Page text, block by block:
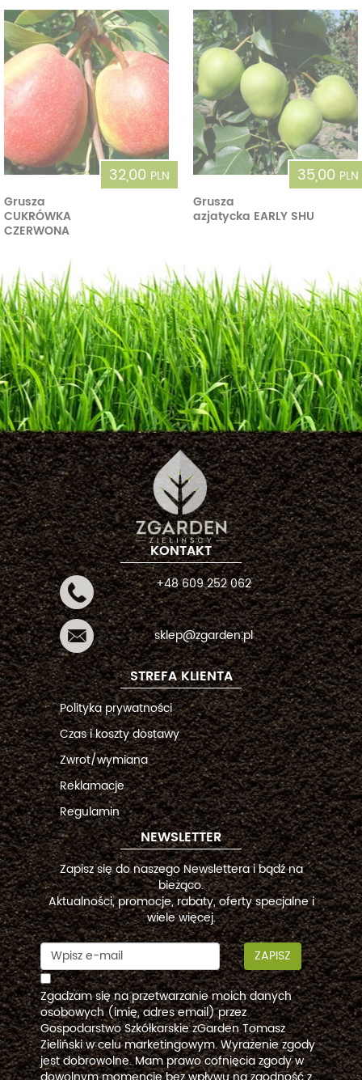
32,00 PLN
Grusza
CUKRÓWKA
CZERWONA
35,00 PLN
Grusza
azjatycka EARLY SHU
KONTAKT
+48 609 252 062
sklep@zgarden.pl
STREFA KLIENTA
Polityka prywatności
Czas i koszty dostawy
Zwrot/wymiana
Reklamacje
Regulamin
NEWSLETTER
Zapisz się do naszego Newslettera i bądź na
bieżąco.
Aktualności, promocje, rabaty, oferty specjalne i
wiele więcej.
ZAPISZ
Zgadzam się na przetwarzanie moich danych
osobowych (imię, adres email) przez
Gospodarstwo Szkółkarskie zGarden Tomasz
Zieliński w celu marketingowym. Wyrażenie zgody
jest dobrowolne. Mam prawo cofnięcia zgody w